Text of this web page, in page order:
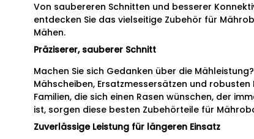
Von saubereren Schnitten und besserer
entdecken Sie das vielseitige Zubehör für
Mähen.
Präziserer, sauberer Schnitt
Machen Sie sich Gedanken über die
Mähscheiben, Ersatzmessersätzen und
Familien, die sich einen Rasen wünschen, der
ist, sorgen diese besten Zubehörteile für
Zuverlässige Leistung für längeren Einsatz